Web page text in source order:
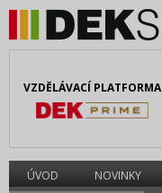
VZDĚLÁVACÍ PLATFORMA
ÚVOD NOVINKY